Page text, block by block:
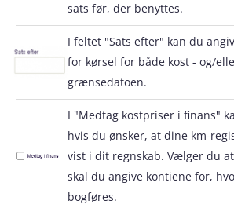
sats før, der benyttes.
I feltet "Sats efter" kan du
for kørsel for både kost - og/
grænsedatoen.
I "Medtag kostpriser i finans"
hvis du ønsker, at dine km-
vist i dit regnskab. Vælger du
skal du angive kontiene for,
bogføres.